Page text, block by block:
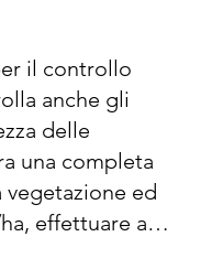
il controllo
anche gli
delle
una completa
ed
effettuare al